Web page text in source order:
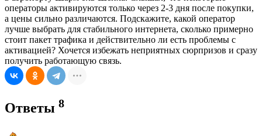
операторы активируются только через 2-3 дня после покупки,
а цены сильно различаются. Подскажите, какой оператор
лучше выбрать для стабильного интернета, сколько примерно
стоит пакет трафика и действительно ли есть проблемы с
активацией? Хочется избежать неприятных сюрпризов и сразу
получить работающую связь.
Ответы 8